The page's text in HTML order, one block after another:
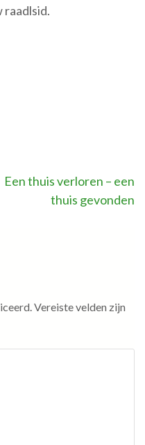
raadlsid.
Een thuis verloren – een
thuis gevonden
Vereiste velden zijn